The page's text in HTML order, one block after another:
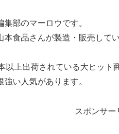
部のマーロウです。
食品さんが製造・販売して
以上出荷されている大ヒッ
い人気があります。
スポンサー